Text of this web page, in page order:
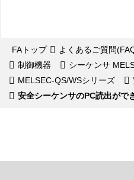
FAトップ よくあるご質問
制御機器
シーケンサ
MELSEC-QS/WSシリーズ
安全シーケンサのPC読出がで